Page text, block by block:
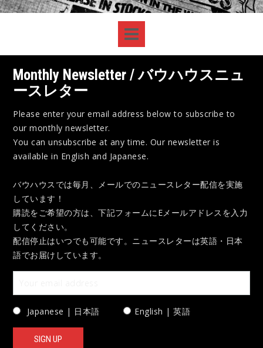
Monthly Newsletter / バウハウスニュ
ースレター
Please enter your email address below to subscribe to
our monthly newsletter.
You can unsubscribe at any time. Our newsletter is
available in English and Japanese.
バウハウスでは毎月、メールでのニュースレター配信を実施
しています！
購読をご希望の方は、下記フォームにEメールアドレスを入力
してください。
配信停止はいつでも可能です。ニュースレターは英語・日本
語でお届けしています。
Japanese | 日本語 English | 英語